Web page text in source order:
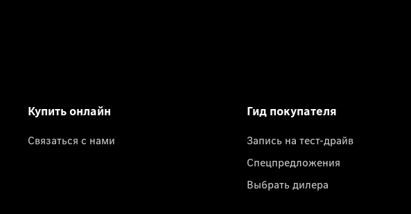
Купить онлайн
Связаться с нами
Гид покупателя
Запись на тест-драйв
Спецпредложения
Выбрать дилера